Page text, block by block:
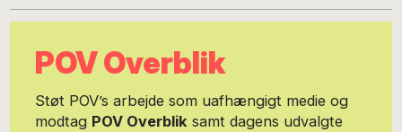
Architecture Festival.
POV Overblik
Støt POV’s arbejde som uafhængigt medie og
modtag POV Overbliksamt dagens udvalgte